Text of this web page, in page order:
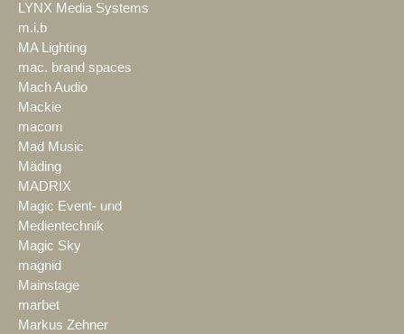
LYNX Media Systems
m.i.b
MA Lighting
mac. brand spaces
Mach Audio
Mackie
macom
Mad Music
Mäding
MADRIX
Magic Event- und
Medientechnik
Magic Sky
magnid
Mainstage
marbet
Markus Zehner